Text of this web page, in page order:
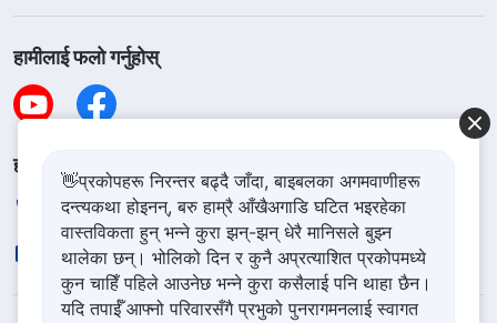
हामीलाई फलो गर्नुहोस्
हामीलाई सम्पर्क गर्नुहोस
+977-981-140-9021
contact.ne@godfootsteps.org
👋प्रकोपहरू निरन्तर बढ्दै जाँदा, बाइबलका अगमवाणीहरू
दन्त्यकथा होइनन्, बरु हाम्रै आँखैअगाडि घटित भइरहेका
वास्तविकता हुन् भन्ने कुरा झन्-झन् धेरै मानिसले बुझ्न
थालेका छन्। भोलिको दिन र कुनै अप्रत्याशित प्रकोपमध्ये
कुन चाहिँ पहिले आउनेछ भन्ने कुरा कसैलाई पनि थाहा छैन।
यदि तपाईँ आफ्नो परिवारसँगै प्रभुको पुनरागमनलाई स्वागत